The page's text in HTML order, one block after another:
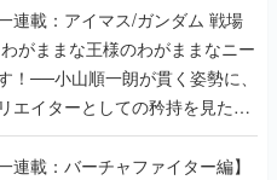
連載：アイマス/ガンダム 戦場
がままな王様のわがままなニー
！──小山順一朗が貫く姿勢に、
エイターとしての矜持を見た
たり最終回】
連載：バーチャファイター編】